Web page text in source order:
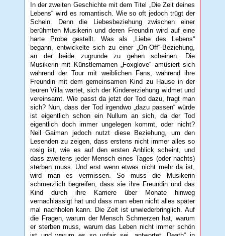
In der zweiten Geschichte mit dem Titel „Die Zeit deines
Lebens“ wird es romantisch. Wie so oft jedoch trügt der
Schein. Denn die Liebesbeziehung zwischen einer
berühmten Musikerin und deren Freundin wird auf eine
harte Probe gestellt. Was als „Liebe des Lebens“
begann, entwickelte sich zu einer „On-Off“-Beziehung,
an der beide zugrunde zu gehen scheinen. Die
Musikerin mit Künstlernamen „Foxglove“ amüsiert sich
während der Tour mit weiblichen Fans, während ihre
Freundin mit dem gemeinsamen Kind zu Hause in der
teuren Villa wartet, sich der Kindererziehung widmet und
vereinsamt. Wie passt da jetzt der Tod dazu, fragt man
sich? Nun, dass der Tod irgendwo „dazu passen“ würde
ist eigentlich schon ein Nullum an sich, da der Tod
eigentlich doch immer ungelegen kommt, oder nicht?
Neil Gaiman jedoch nutzt diese Beziehung, um den
Lesenden zu zeigen, dass erstens nicht immer alles so
rosig ist, wie es auf den ersten Anblick scheint, und
dass zweitens jeder Mensch eines Tages (oder nachts)
sterben muss. Und erst wenn etwas nicht mehr da ist,
wird man es vermissen. So muss die Musikerin
schmerzlich begreifen, dass sie ihre Freundin und das
Kind durch ihre Karriere über Monate hinweg
vernachlässigt hat und dass man eben nicht alles später
mal nachholen kann. Die Zeit ist unwiederbringlich. Auf
die Fragen, warum der Mensch Schmerzen hat, warum
er sterben muss, warum das Leben nicht immer schön